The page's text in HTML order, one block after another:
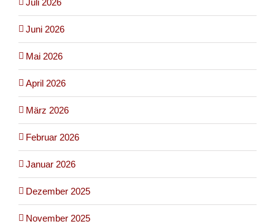
Juni 2026
Mai 2026
April 2026
März 2026
Februar 2026
Januar 2026
Dezember 2025
November 2025